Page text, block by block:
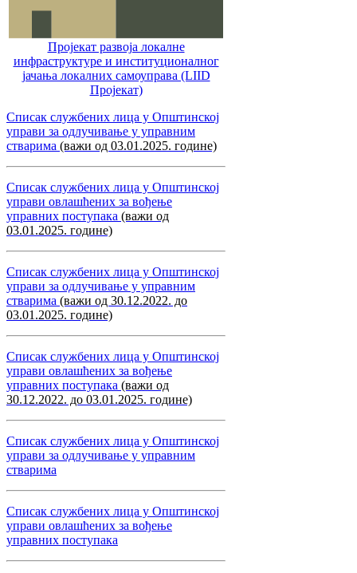
Пројекат развоја локалне
инфраструктуре и институционалног
јачања локалних самоуправa (LIID
Пројекат)
Списак службених лица у Општинској
управи за одлучивање у управним
стварима (важи од 03.01.2025. године)
Списак службених лица у Општинској
управи овлашћених за вођење
управних поступака (важи од
03.01.2025. године)
Списак службених лица у Општинској
управи за одлучивање у управним
стварима (важи од 30.12.2022. до
03.01.2025. године)
Списак службених лица у Општинској
управи овлашћених за вођење
управних поступака (важи од
30.12.2022. до 03.01.2025. године)
Списак службених лица у Општинској
управи за одлучивање у управним
стварима
Списак службених лица у Општинској
управи овлашћених за вођење
управних поступака